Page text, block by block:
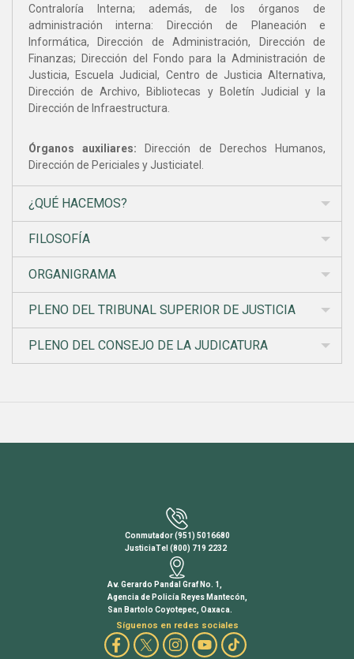
Contraloría Interna; además, de los órganos de
administración interna: Dirección de Planeación e
Informática, Dirección de Administración, Dirección de
Finanzas; Dirección del Fondo para la Administración de
Justicia, Escuela Judicial, Centro de Justicia Alternativa,
Dirección de Archivo, Bibliotecas y Boletín Judicial y la
Dirección de Infraestructura.
Órganos auxiliares: Dirección de Derechos Humanos,
Dirección de Periciales y Justiciatel.
¿QUÉ HACEMOS?
FILOSOFÍA
ORGANIGRAMA
PLENO DEL TRIBUNAL SUPERIOR DE JUSTICIA
PLENO DEL CONSEJO DE LA JUDICATURA
Conmutador (951) 5016680
JusticiaTel (800) 719 2232
Av. Gerardo Pandal Graf No. 1,
Agencia de Policía Reyes Mantecón,
San Bartolo Coyotepec, Oaxaca.
Síguenos en redes sociales